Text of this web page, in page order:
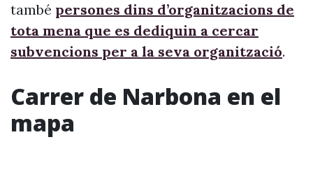
també persones dins d’organitzacions de
tota mena que es dediquin a cercar
subvencions per a la seva organització.
Carrer de Narbona en el
mapa